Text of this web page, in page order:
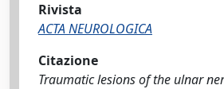
Rivista
ACTA NEUROLOGICA
Citazione
Traumatic lesions of the ulnar